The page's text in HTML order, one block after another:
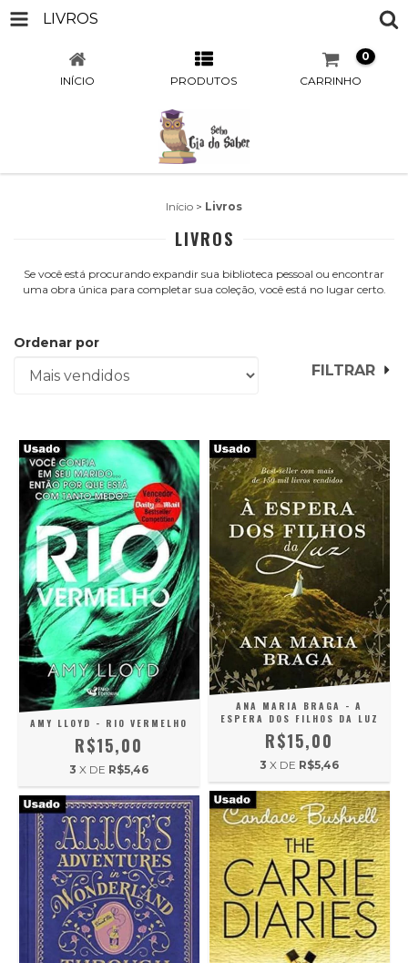
LIVROS
INÍCIO PRODUTOS CARRINHO
0
Início > Livros
LIVROS
Se você está procurando expandir sua biblioteca pessoal ou encontrar
uma obra única para completar sua coleção, você está no lugar certo.
Ordenar por
FILTRAR
AMY LLOYD - RIO VERMELHO
R$15,00
3 X DE R$5,46
ANA MARIA BRAGA - A
ESPERA DOS FILHOS DA LUZ
R$15,00
3 X DE R$5,46